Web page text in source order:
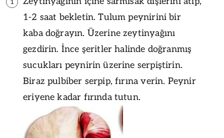
1-2 saat bekletin. Tulum peynirini bir
kaba doğrayın. Üzerine zeytinyağını
gezdirin. İnce şeritler halinde doğranmış
sucukları peynirin üzerine serpiştirin.
Biraz pulbiber serpip, fırına verin. Peynir
eriyene kadar fırında tutun.